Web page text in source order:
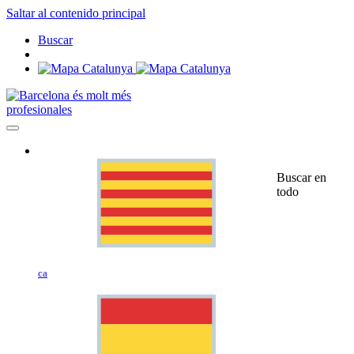
Saltar al contenido principal
Buscar
profesionales
ca
Buscar en
todo